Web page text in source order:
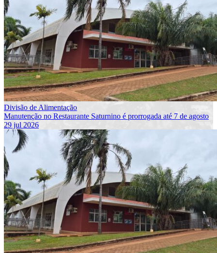
Divisão de Alimentação
Manutenção no Restaurante Saturnino é prorrogada até 7 de agosto
29 jul 2026